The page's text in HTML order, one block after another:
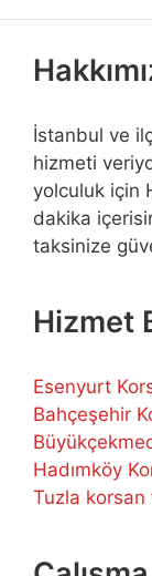
İstanbul ve
hizmeti
yolculuk için
dakika
taksinize
Hizmet
Esenyurt
Bahçeşehir
Hadımköy
Tuzla korsan